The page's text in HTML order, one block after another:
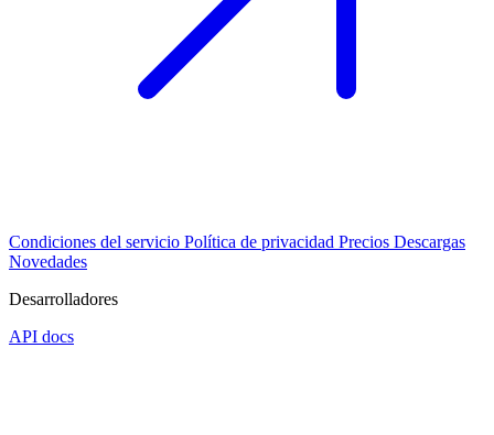
Condiciones del servicio Política de privacidad Precios Descargas
Novedades
Desarrolladores
API docs